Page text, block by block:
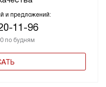
и предложений:
11-96
по будням